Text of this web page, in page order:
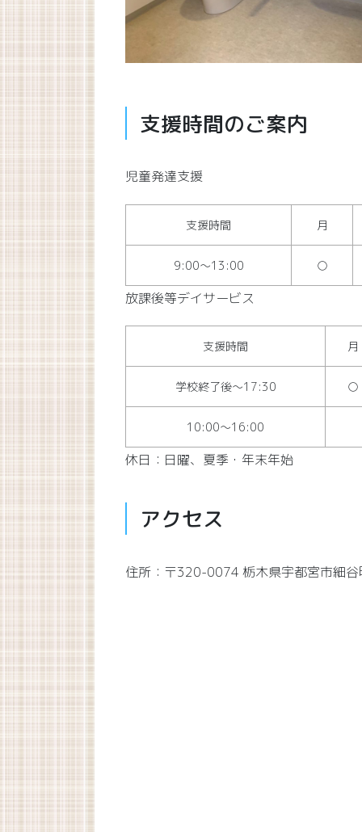
支援時間のご案内
児童発達支援
支援時間 月
9:00～13:00 ○
放課後等デイサービス
支援時間 月
学校終了後～17:30 ○
10:00～16:00
休日：日曜、夏季・年末年始
アクセス
住所：〒320-0074 栃木県宇都宮市細